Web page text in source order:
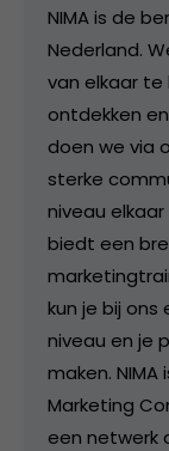
NIMA is de
Nederland.
van elkaar
ontdekken
doen we via
sterke
niveau elkaar
biedt een
kun je bij ons
niveau en je
maken.
Marketing
een netwerk